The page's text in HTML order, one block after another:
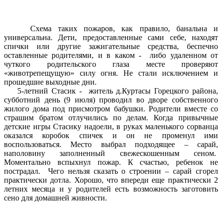
Схема таких пожаров, как правило, банальна и
универсальна. Дети, предоставленные сами себе, находят
спички или другие зажигательные средства, беспечно
оставленные родителями, и в каком - либо удаленном от
чуткого родительского глаза месте проверяют
«животрепещущую» силу огня. Не стали исключением и
прошедшие выходные дни.
5-летний Стасик - житель д.Куртасы Горецкого района,
субботний день (9 июля) проводил во дворе собственного
жилого дома под присмотром бабушки. Родители вместе со
страшим братом отлучились по делам. Когда привычные
детские игры Стасику надоели, в руках маленького сорванца
оказался коробок спичек и он не променул ими
воспользоваться. Место выбрал подходящее – сарай,
наполовину заполненный свежескошенным сеном.
Моментально вспыхнул пожар. К счастью, ребенок не
пострадал. Чего нельзя сказать о строении – сарай сгорел
практически дотла. Хорошо, что впереди еще практически 2
летних месяца и у родителей есть возможность заготовить
сено для домашней живности.